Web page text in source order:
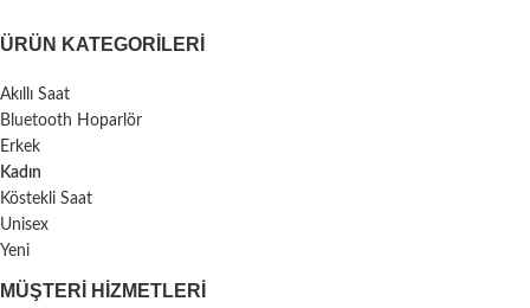
ÜRÜN KATEGORILERI
Akıllı Saat
Bluetooth Hoparlör
Erkek
Kadın
Köstekli Saat
Unisex
Yeni
MÜŞTERI HIZMETLERI